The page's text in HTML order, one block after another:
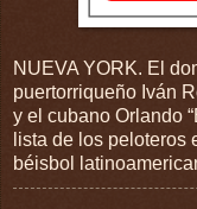
NUEVA YORK. El
puertorriqueño Iván
y el cubano Orlando
lista de los peloteros
béisbol